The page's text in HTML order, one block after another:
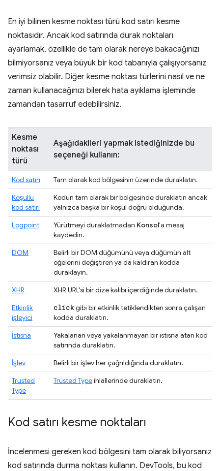
En iyi bilinen kesme noktası türü kod satırı kesme
noktasıdır. Ancak kod satırında durak noktaları
ayarlamak, özellikle de tam olarak nereye bakacağınızı
bilmiyorsanız veya büyük bir kod tabanıyla çalışıyorsanız
verimsiz olabilir. Diğer kesme noktası türlerini nasıl ve ne
zaman kullanacağınızı bilerek hata ayıklama işleminde
zamandan tasarruf edebilirsiniz.
Kesme
noktası
türü
Aşağıdakileri yapmak istediğinizde bu
seçeneği kullanın:
Kod satırı
Tam olarak kod bölgesinin üzerinde duraklatın.
Koşullu
kod satırı
Kodun tam olarak bir bölgesinde duraklatın ancak
yalnızca başka bir koşul doğru olduğunda.
Logpoint
Yürütmeyi duraklatmadan Konsol'a mesaj
kaydedin.
DOM
Belirli bir DOM düğümünü veya düğümün alt
öğelerini değiştiren ya da kaldıran kodda
duraklayın.
XHR
XHR URL'si bir dize kalıbı içerdiğinde duraklatın.
Etkinlik
işleyici
clickgibi bir etkinlik tetiklendikten sonra çalışan
kodda duraklatın.
İstisna
Yakalanan veya yakalanmayan bir istisna atan kod
satırında duraklatın.
İşlev
Belirli bir işlev her çağrıldığında duraklatın.
Trusted
Type
Trusted Typeihlallerinde duraklatın.
Kod satırı kesme noktaları
İncelenmesi gereken kod bölgesini tam olarak biliyorsanız
kod satırında durma noktası kullanın. DevTools, bu kod